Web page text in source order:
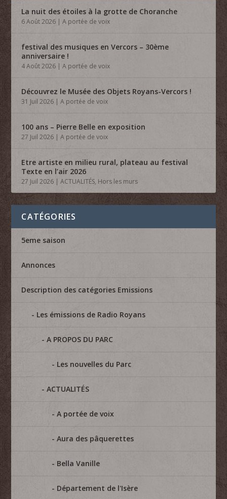
La nuit des étoiles à la grotte de Choranche
6 Août 2026 |A portée de voix
festival des musiques en Vercors – 30ème
anniversaire !
4 Août 2026 |A portée de voix
Découvrez le Musée des Objets Royans-Vercors !
31 Juil 2026 |A portée de voix
100 ans – Pierre Belle en exposition
27 Juil 2026 |A portée de voix
Etre artiste en milieu rural, plateau au festival
Texte en l’air 2026
27 Juil 2026 |ACTUALITÉS, Hors les murs
CATÉGORIES
5eme saison
Annonces
Description des catégories Emissions
Les émissions de Radio Royans
A PROPOS DU PARC
Les nouvelles du Parc
ACTUALITÉS
A portée de voix
Aura des pâquerettes
Bella Vanille
Département de l'Isère